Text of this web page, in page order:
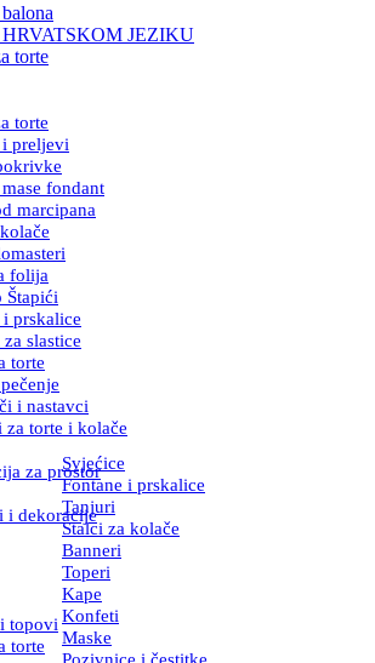
JEZIKU
torte
torte
preljevi
mase fondant
marcipana
folija
i prskalice
slastice
torte
i nastavci
za torte i kolače
za prostor
Svjećice
Fontane i prskalice
i dekoracije
Tanjuri
Stalci za kolače
Banneri
Toperi
Kape
topovi Konfeti
torte
Maske
Pozivnice i čestitke